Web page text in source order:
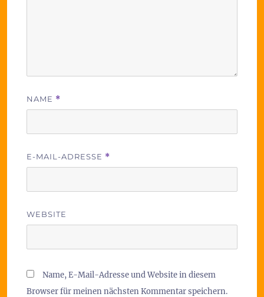
NAME *
E-MAIL-ADRESSE *
WEBSITE
Name, E-Mail-Adresse und Website in diesem
Browser für meinen nächsten Kommentar speichern.